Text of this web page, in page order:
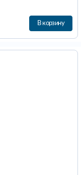
В корзину